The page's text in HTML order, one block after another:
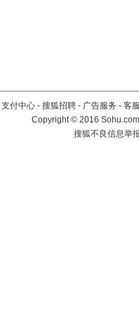
支付中心 - 搜狐招聘 - 广告服务 - 客
Copyright©2016
搜狐不良信息举